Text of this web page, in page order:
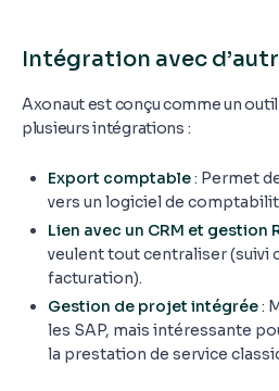
Intégration avec
Axonaut est conçu comme un
plusieurs intégrations :
Export comptable: Permet
vers un logiciel de
Lien avec un CRM et gestion
veulent tout centraliser (suivi
facturation).
Gestion de projet intégrée:
les SAP, mais intéressante
la prestation de service